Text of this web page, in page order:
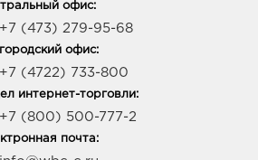
офис:
+7 (473) 279-95-68
офис:
+7 (4722) 733-800
интернет-торговли:
+7 (800) 500-777-2
почта: